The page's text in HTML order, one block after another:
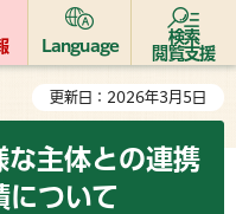
Language
検索
閲覧支援
更新日：2026年3月5日
な主体との連携
について